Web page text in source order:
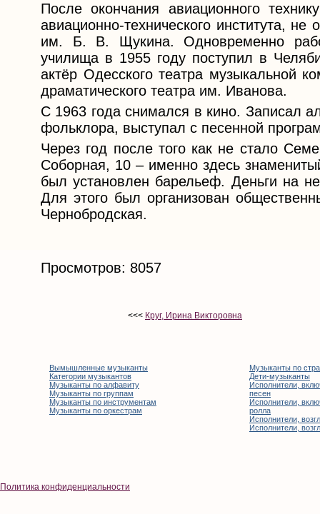
После окончания авиационного
авиационно-технического института,
им. Б. В. Щукина. Одновременно
училища в 1955 году поступил в
актёр Одесского театра музыкальной
драматического театра им. Иванова.
С 1963 года снимался в кино. Записал
фольклора, выступал с песенной
Через год после того как не стало
Соборная, 10 – именно здесь
был установлен барельеф. Деньги на
Для этого был организован
Чернобродская.
Просмотров: 8057
<<< Круг, Ирина Викторовна
Вымышленные музыканты
Категории музыкантов
Музыканты по алфавиту
Музыканты по группам
Музыканты по инструментам
Музыканты по оркестрам
Музыканты по
Дети-музыканты
Исполнители,
песен
Исполнители,
ролла
Исполнители,
Исполнители,
Политика конфиденциальности